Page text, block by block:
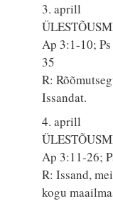
3. aprill
Ap 3:1-10;
35
R:
Issandat.
4. aprill
Ap 3:11-26;
R: Issand,
kogu